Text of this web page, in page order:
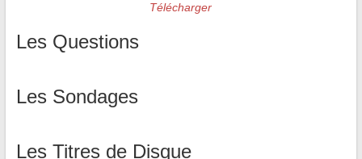
Télécharger
Les Questions
Les Sondages
Les Titres de Disque